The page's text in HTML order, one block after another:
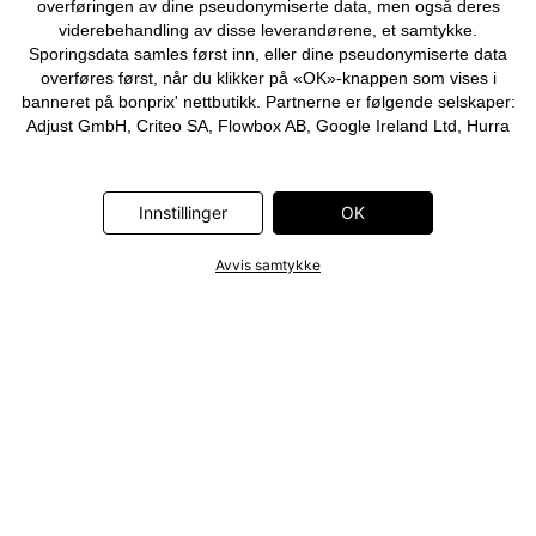
overføringen av dine pseudonymiserte data, men også deres
viderebehandling av disse leverandørene, et samtykke.
Sporingsdata samles først inn, eller dine pseudonymiserte data
overføres først, når du klikker på «OK»-knappen som vises i
banneret på bonprix' nettbutikk. Partnerne er følgende selskaper:
Adjust GmbH, Criteo SA, Flowbox AB, Google Ireland Ltd, Hurra
Ltd, RTB-House GmbH, Snap Group Ltd, TikTok Information
Technologies UK Ltd. Ytterligere informasjon om
. Informasjonen er også tilgjengelig via en
Innstillinger OK
Avvis samtykke